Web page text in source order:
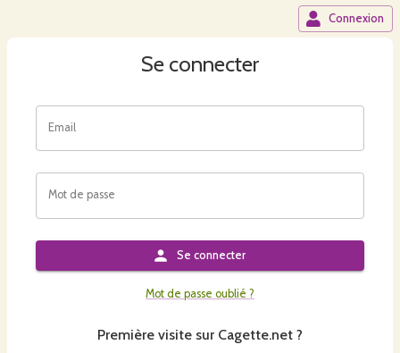
Connexion
Se connecter
Email
Mot de passe
Se connecter
Mot de passe oublié ?
Première visite sur Cagette.net ?